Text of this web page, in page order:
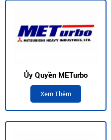
Ủy Quyền METurbo
Xem Thêm